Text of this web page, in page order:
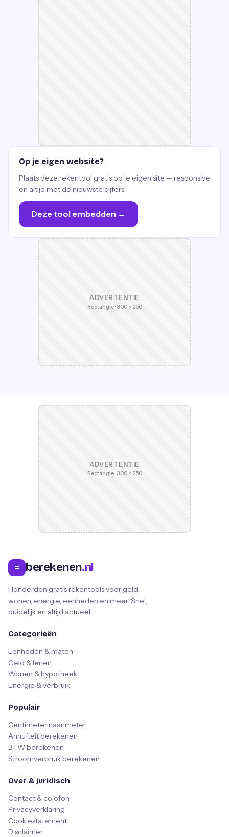
Op je eigen website?
Plaats deze rekentool gratis op je eigen site — responsive
en altijd met de nieuwste cijfers.
Deze tool embedden →
ADVERTENTIE
Rectangle · 300 × 250
ADVERTENTIE
Rectangle · 300 × 250
= berekenen.nl
Honderden gratis rekentools voor geld,
wonen, energie, eenheden en meer. Snel,
duidelijk en altijd actueel.
Categorieën
Eenheden & maten
Geld & lenen
Wonen & hypotheek
Energie & verbruik
Populair
Centimeter naar meter
Annuïteit berekenen
BTW berekenen
Stroomverbruik berekenen
Over & juridisch
Contact & colofon
Privacyverklaring
Cookiestatement
Disclaimer